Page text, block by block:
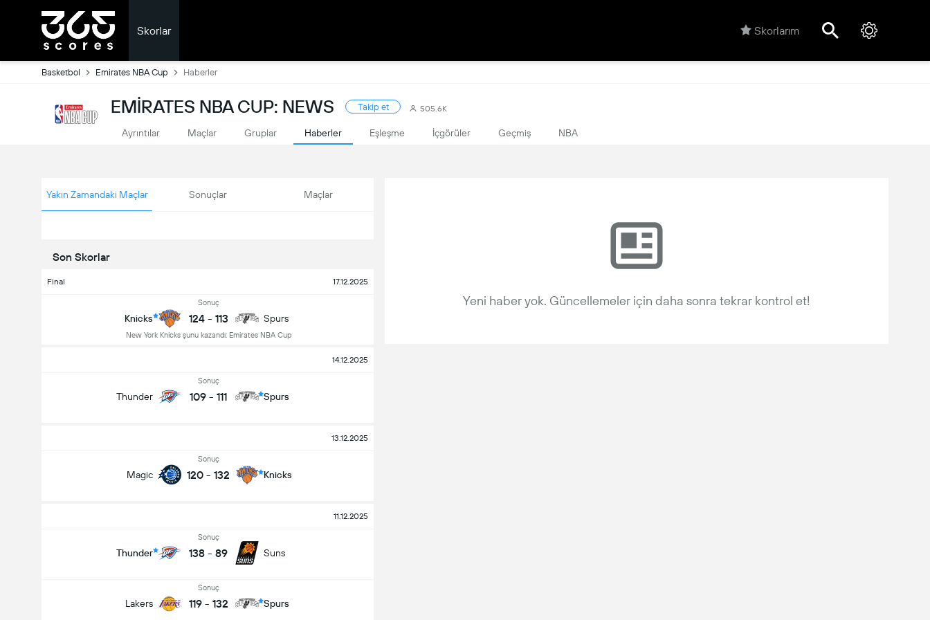
Skorlar Skorlarım
Basketbol Emirates NBA Cup Haberler
EMIRATES NBA CUP: NEWS Takip et 505.6K
Ayrıntılar Maçlar Gruplar Haberler Eşleşme İçgörüler Geçmiş NBA
Yakın Zamandaki Maçlar Sonuçlar Maçlar
Son Skorlar
Final 17.12.2025
Knicks
Sonuç
124 - 113
New York Knicks şunu kazandı: Emirates NBA Cup
Spurs
14.12.2025
Thunder
Sonuç
109 - 111 Spurs
13.12.2025
Magic
Sonuç
120 - 132 Knicks
11.12.2025
Thunder
Sonuç
138 - 89 Suns
Lakers
Sonuç
119 - 132 Spurs
Yeni haber yok. Güncellemeler için daha sonra tekrar kontrol et!